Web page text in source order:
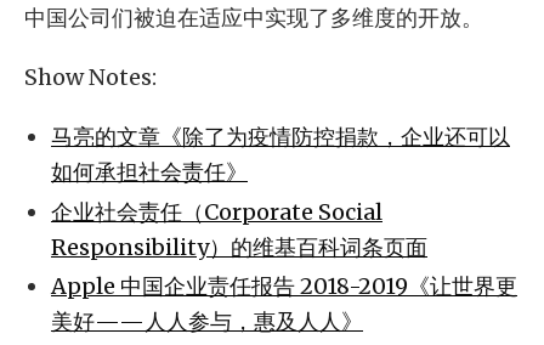
中国公司们被迫在适应中实现了多维度的开放。
Show Notes:
马亮的文章《除了为疫情防控捐款，企业还可以
如何承担社会责任》
企业社会责任（Corporate Social
Responsibility）的维基百科词条页面
Apple 中国企业责任报告 2018-2019《让世界更
美好——人人参与，惠及人人》